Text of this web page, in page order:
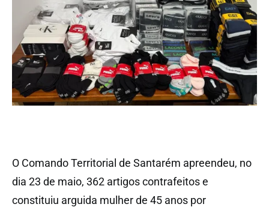
O Comando Territorial de Santarém apreendeu, no
dia 23 de maio, 362 artigos contrafeitos e
constituiu arguida mulher de 45 anos por